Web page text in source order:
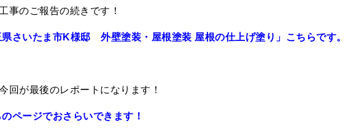
事のご報告の続きです！
県さいたま市K様邸 外壁塗装・屋根塗装 屋根の仕上げ塗り」 こちらです。
回が最後のレポートになります！
ページでおさらいできます！